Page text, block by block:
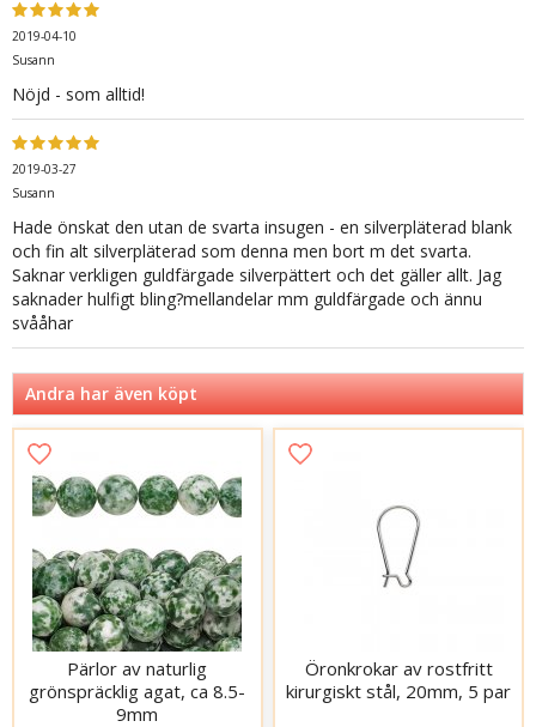
2019-04-10
Susann
Nöjd - som alltid!
2019-03-27
Susann
Hade önskat den utan de svarta insugen - en silverpläterad blank
och fin alt silverpläterad som denna men bort m det svarta.
Saknar verkligen guldfärgade silverpättert och det gäller allt. Jag
saknader hulfigt bling?mellandelar mm guldfärgade och ännu
svååhar
Andra har även köpt
Pärlor av naturlig
grönspräcklig agat, ca 8.5-
9mm
Öronkrokar av rostfritt
kirurgiskt stål, 20mm, 5 par